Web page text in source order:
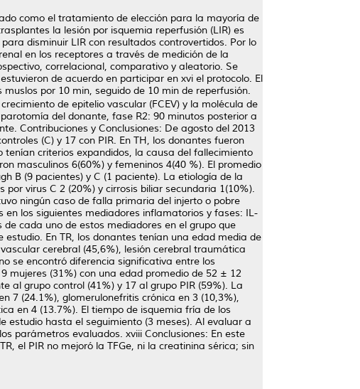
como el tratamiento de elección para la mayoría de
la lesión por isquemia reperfusión (LIR) es
disminuir LIR con resultados controvertidos. Por lo
en los receptores a través de medición de la
correlacional, comparativo y aleatorio. Se
de acuerdo en participar en xvi el protocolo. El
por 10 min, seguido de 10 min de reperfusión.
de epitelio vascular (FCEV) y la molécula de
del donante, fase R2: 90 minutos posterior a
Contribuciones y Conclusiones: De agosto del 2013
(C) y 17 con PIR. En TH, los donantes fueron
criterios expandidos, la causa del fallecimiento
masculinos 6(60%) y femeninos 4(40 %). El promedio
B (9 pacientes) y C (1 paciente). La etiología de la
virus C 2 (20%) y cirrosis biliar secundaria 1(10%).
ningún caso de falla primaria del injerto o pobre
los siguientes mediadores inflamatorios y fases: IL-
cada uno de estos mediadores en el grupo que
En TR, los donantes tenían una edad media de
cerebral (45,6%), lesión cerebral traumática
se encontró diferencia significativa entre los
mujeres (31%) con una edad promedio de 52 ± 12
al grupo control (41%) y 17 al grupo PIR (59%). La
7 (24.1%), glomerulonefritis crónica en 3 (10,3%),
en 4 (13.7%). El tiempo de isquemia fría de los
estudio hasta el seguimiento (3 meses). Al evaluar a
parámetros evaluados. xviii Conclusiones: En este
el PIR no mejoró la TFGe, ni la creatinina sérica; sin